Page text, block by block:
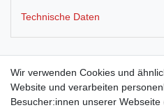
Technische Daten
Polyethylen Tanzwedel, ca. 220
Wir verwenden Cookies und
Website und verarbeiten
Besucher:innen unserer Webseite